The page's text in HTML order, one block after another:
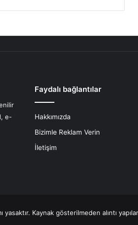
e-
Faydalı bağlantılar
Hakkımızda
Bizimle Reklam Verin
İletişim
Kaynak gösterilmeden alıntı